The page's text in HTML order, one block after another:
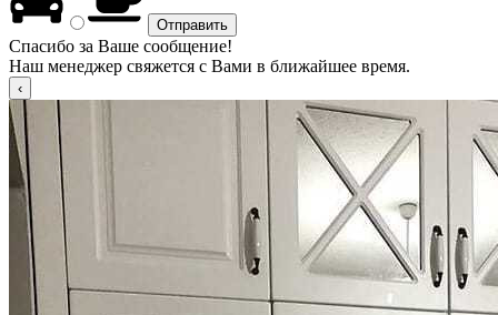
Спасибо за Ваше сообщение!
Наш менеджер свяжется с Вами в ближайшее время.